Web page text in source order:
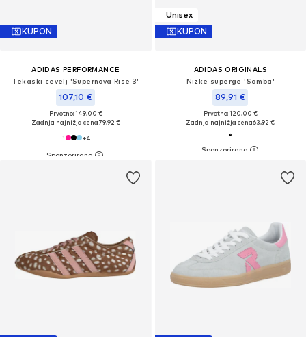
KUPON
ADIDAS PERFORMANCE
Tekaški čevelj 'Supernova Rise 3'
107,10 €
Prvotno: 149,00 €
Zadnja najnižja cena79,92 €
+4
Unisex
KUPON
ADIDAS ORIGINALS
Nizke superge 'Samba'
89,91 €
Prvotno: 120,00 €
Zadnja najnižja cena63,92 €